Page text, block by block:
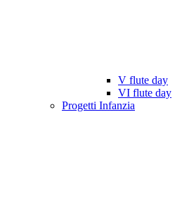
V flute day
VI flute day
Progetti Infanzia